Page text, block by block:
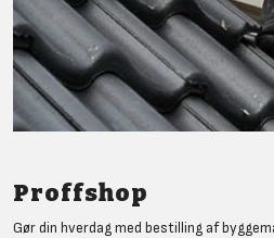
Proffshop
Gør din hverdag med bestilling af